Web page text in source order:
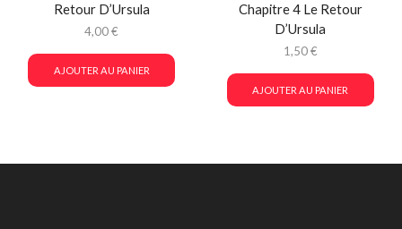
Retour D’Ursula
4,00€
AJOUTER AU PANIER
Chapitre 4 Le Retour
D’Ursula
1,50€
AJOUTER AU PANIER